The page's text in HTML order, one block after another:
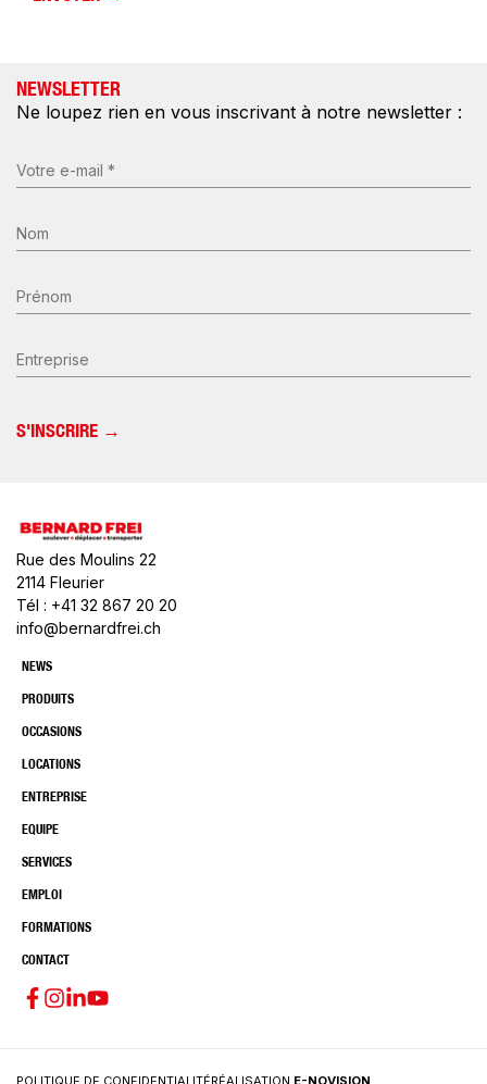
NEWSLETTER
Ne loupez rien en vous inscrivant à notre newsletter :
E-
mail
Nom
*
Prénom
Entreprise
Rue des Moulins 22
2114 Fleurier
Tél : +41 32 867 20 20
info@bernardfrei.ch
NEWS
PRODUITS
OCCASIONS
LOCATIONS
ENTREPRISE
EQUIPE
SERVICES
EMPLOI
FORMATIONS
CONTACT
POLITIQUE DE CONFIDENTIALITÉRÉALISATION E-NOVISION